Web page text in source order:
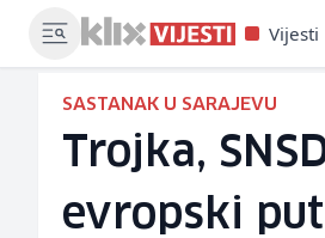
Vijesti
SASTANAK U SARAJEVU
Trojka,
evropski put